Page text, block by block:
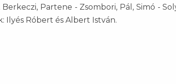
Partene - Zsombori, Pál, Simó -
Ilyés Róbert és Albert István.